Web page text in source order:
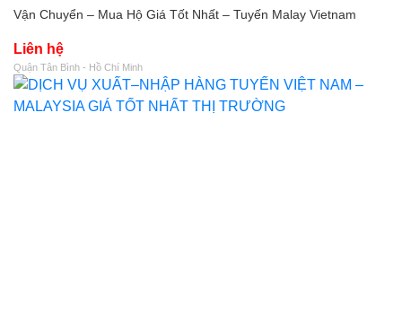
Vận Chuyển – Mua Hộ Giá Tốt Nhất – Tuyến Malay Vietnam
Liên hệ
Quận Tân Bình - Hồ Chí Minh